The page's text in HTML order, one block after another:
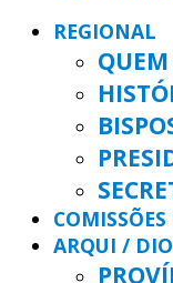
REGIONAL
ARQUI /